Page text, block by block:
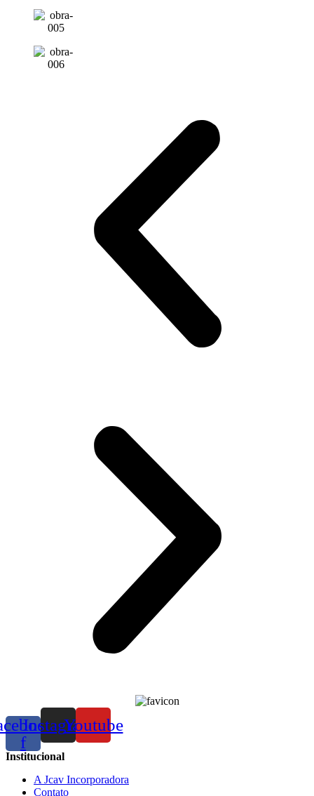
f
InstagramYoutube
Institucional
A Jcav Incorporadora
Contato